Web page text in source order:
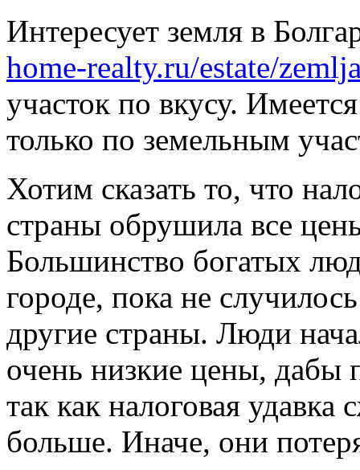
Интересует земля в
home-realty.ru/estate/
участок по вкусу.
только по земельным
Хотим сказать то, что
страны обрушила все
Большинство богатых
городе, пока не
другие страны. Люди
очень низкие цены, дабы
так как налоговая
больше. Иначе, они